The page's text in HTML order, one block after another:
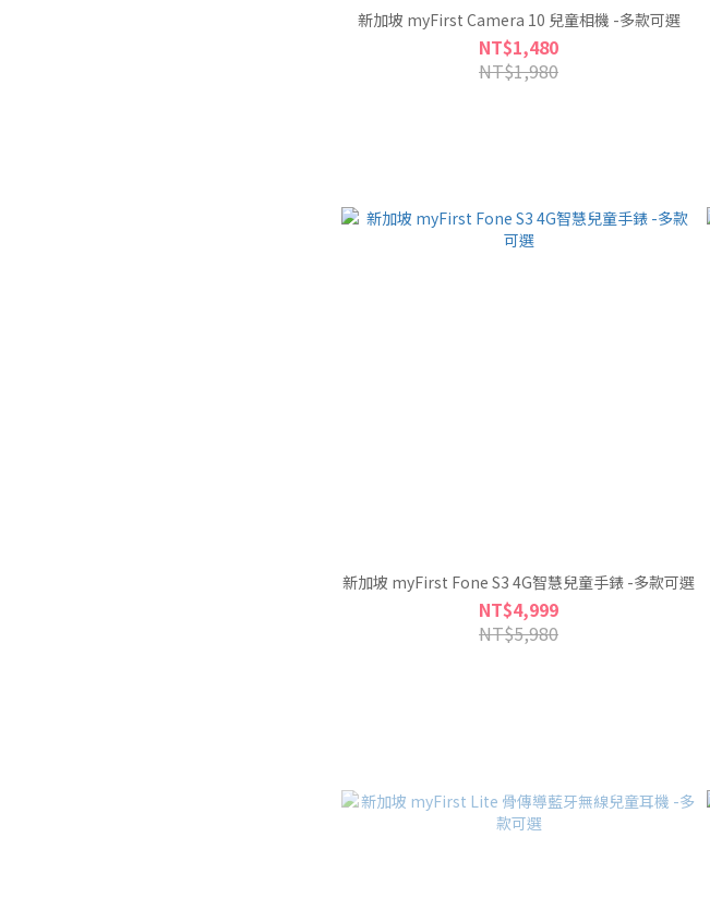
新加坡 myFirst Camera 10 兒童相機 -多款可選
NT$1,480
NT$1,980
新加坡 myFirst Fone S3 4G智慧兒童手錶 -多款可選
NT$4,999
NT$5,980